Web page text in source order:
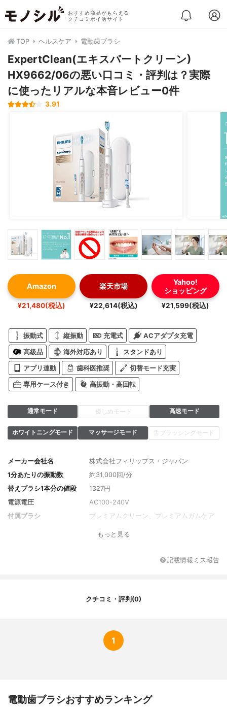
おすすめ商品がもらえる
クチコミポイ活サイト
TOP ヘルスケア 電動歯ブラシ
ExpertClean(エキスパートクリーン)
HX9662/06の悪い口コミ・評判は？実際
に使ったリアルな本音レビュー0件
3.91
Amazon
¥21,480(税込)
楽天市場
¥22,614(税込)
Yahoo!
ショッピング
¥21,599(税込)
振動式 縦振動 充電式 ACアダプタ充電
高級品 海外対応あり スタンドあり
アプリ連動 歯科医推奨 切替モード充実
専用ケース付き 高振動・高回転
通常モード 優しめモード 高速モード
ホワイトニングモード マッサージモード 舌ブラッシングモード
メーカー会社名
株式会社フィリップス・ジャパン
1分あたりの振動数
約31,000回/分
替えブラシ1本分の値段
1327円
電源電圧
AC100-240V
付属ブラシ
プレミアムクリーン、プレミアムガムケア
もっと見る
記載情報ミス報告
クチコミ・評判(0)
1
電動歯ブラシおすすめランキング